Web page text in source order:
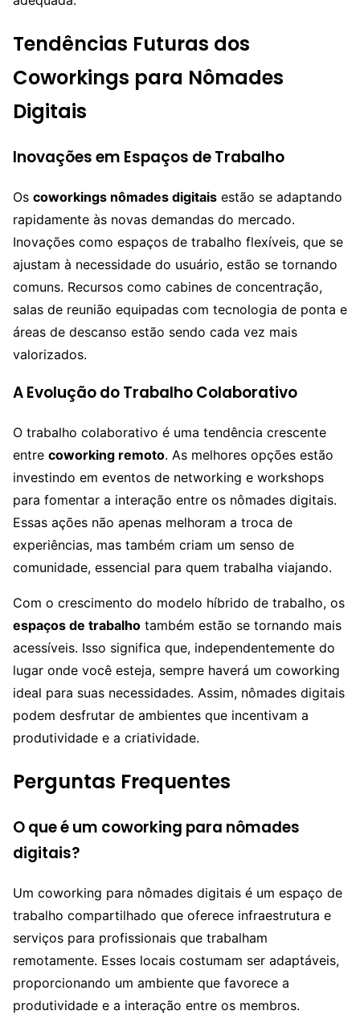
Tendências Futuras dos
Coworkings para Nômades
Digitais
Inovações em Espaços de Trabalho
Os coworkings nômades digitais estão se adaptando
rapidamente às novas demandas do mercado.
Inovações como espaços de trabalho flexíveis, que se
ajustam à necessidade do usuário, estão se tornando
comuns. Recursos como cabines de concentração,
salas de reunião equipadas com tecnologia de ponta e
áreas de descanso estão sendo cada vez mais
valorizados.
A Evolução do Trabalho Colaborativo
O trabalho colaborativo é uma tendência crescente
entre coworking remoto. As melhores opções estão
investindo em eventos de networking e workshops
para fomentar a interação entre os nômades digitais.
Essas ações não apenas melhoram a troca de
experiências, mas também criam um senso de
comunidade, essencial para quem trabalha viajando.
Com o crescimento do modelo híbrido de trabalho, os
espaços de trabalho também estão se tornando mais
acessíveis. Isso significa que, independentemente do
lugar onde você esteja, sempre haverá um coworking
ideal para suas necessidades. Assim, nômades digitais
podem desfrutar de ambientes que incentivam a
produtividade e a criatividade.
Perguntas Frequentes
O que é um coworking para nômades
digitais?
Um coworking para nômades digitais é um espaço de
trabalho compartilhado que oferece infraestrutura e
serviços para profissionais que trabalham
remotamente. Esses locais costumam ser adaptáveis,
proporcionando um ambiente que favorece a
produtividade e a interação entre os membros.